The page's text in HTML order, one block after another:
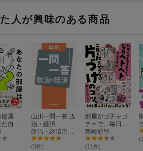
人が興味のある商品
部屋
自身
山川一問一答 政
治・経済
(3件)
部屋がゴチャゴ
チャで、毎日ヘ
トヘトなんです
が、二度と散ら
からない片づけ
西崎彩智
(11件)